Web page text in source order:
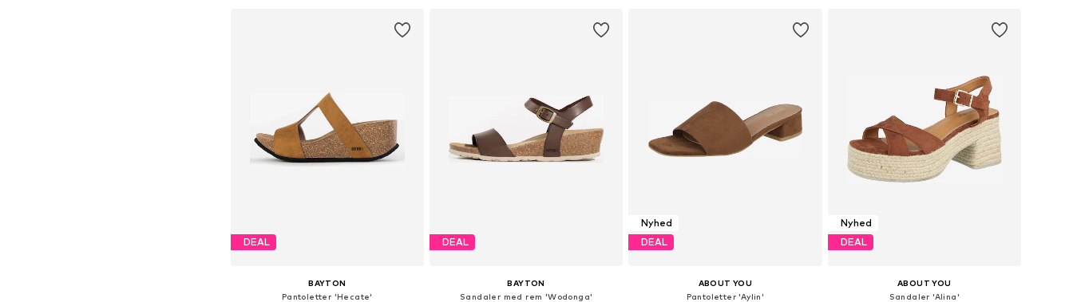
DEAL
BAYTON
Pantoletter 'Hecate'
DEAL
BAYTON
Sandaler med rem 'Wodonga'
Nyhed
DEAL
ABOUT YOU
Pantoletter 'Aylin'
Nyhed
DEAL
ABOUT YOU
Sandaler 'Alina'